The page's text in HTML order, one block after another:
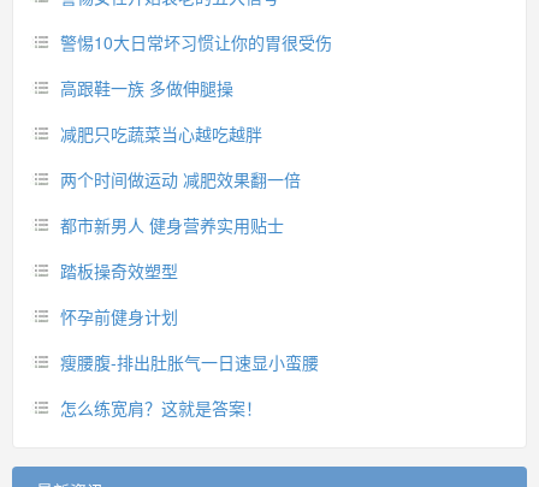
警惕10大日常坏习惯让你的胃很受伤
高跟鞋一族 多做伸腿操
减肥只吃蔬菜当心越吃越胖
两个时间做运动 减肥效果翻一倍
都市新男人 健身营养实用贴士
踏板操奇效塑型
怀孕前健身计划
瘦腰腹-排出肚胀气一日速显小蛮腰
怎么练宽肩？这就是答案！